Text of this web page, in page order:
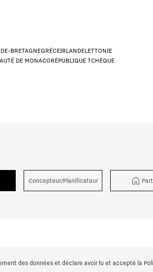
BRETAGNEGRÈCEIRLANDELETTONIE
DE MONACORÉPUBLIQUE TCHÈQUE
Concepteur/Planificateur
des données et déclare avoir lu et accepté la